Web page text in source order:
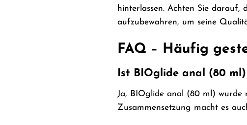
hinterlassen. Achten Sie darauf,
aufzubewahren, um seine
FAQ – Häufig
Ist BIOglide anal (80
Ja, BIOglide anal (80 ml)
Zusammensetzung macht es